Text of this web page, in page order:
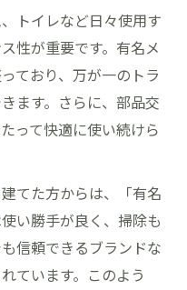
トイレなど日々使用す
性が重要です。有名メ
ており、万が一のトラ
ます。さらに、部品交
って快適に使い続けら
てた方からは、「有名
い勝手が良く、掃除も
信頼できるブランドな
ています。このよう